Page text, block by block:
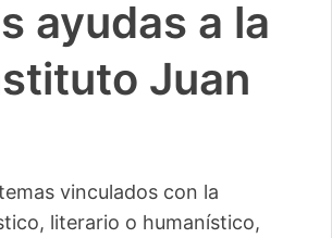
ayudas a la
Juan
vinculados con la
literario o humanístico,